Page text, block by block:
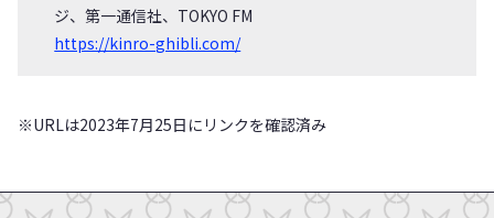
ジ、第一通信社、TOKYO FM
https://kinro-ghibli.com/
※URLは2023年7月25日にリンクを確認済み